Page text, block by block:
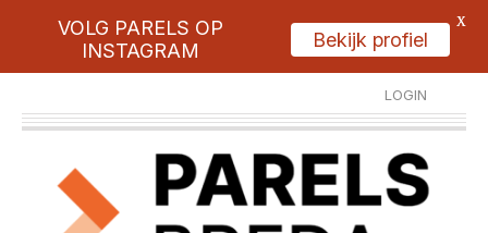
LOGIN
REGISTREER
VOLG PARELS OP
INSTAGRAM
Bekijk profiel
X